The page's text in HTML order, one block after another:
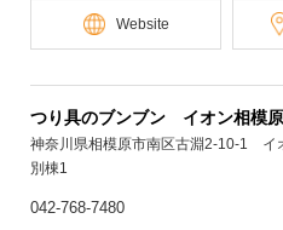
Website
つり具のブンブン イオン相模
神奈川県相模原市南区古淵2‐10‐1 イ
別棟1
042-768-7480